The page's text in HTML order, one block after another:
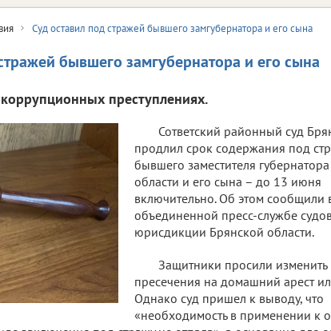
Суд оставил под стражей бывшего замгубернатора и его сына
бывшего замгубернатора и его сына
преступлениях.
Сответский районный суд
продлил срок содержания под
бывшего заместителя
области и его сына – до 13 июня
включительно. Об этом сообщили
объединенной пресс-службе
юрисдикции Брянской области.
Защитники просили изменить
пресечения на домашний арест
Однако суд пришел к выводу, что
«необходимость в применении к